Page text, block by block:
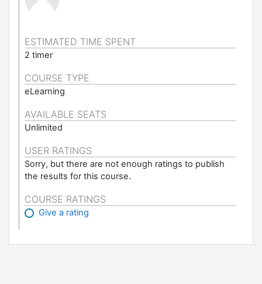
ESTIMATED TIME SPENT
2 timer
COURSE TYPE
eLearning
AVAILABLE SEATS
Unlimited
USER RATINGS
Sorry, but there are not enough ratings to publish
the results for this course.
COURSE RATINGS
Give a rating